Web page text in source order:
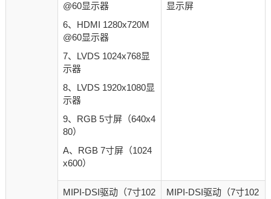
@60显示器
6、HDMI 1280x720M
@60显示器
7、LVDS 1024x768显
示器
8、LVDS 1920x1080显
示器
9、RGB 5寸屏（640x4
80）
A、RGB 7寸屏（1024
x600）
显示屏
MIPI-DSI驱动（7寸102
MIPI-DSI驱动（7寸102